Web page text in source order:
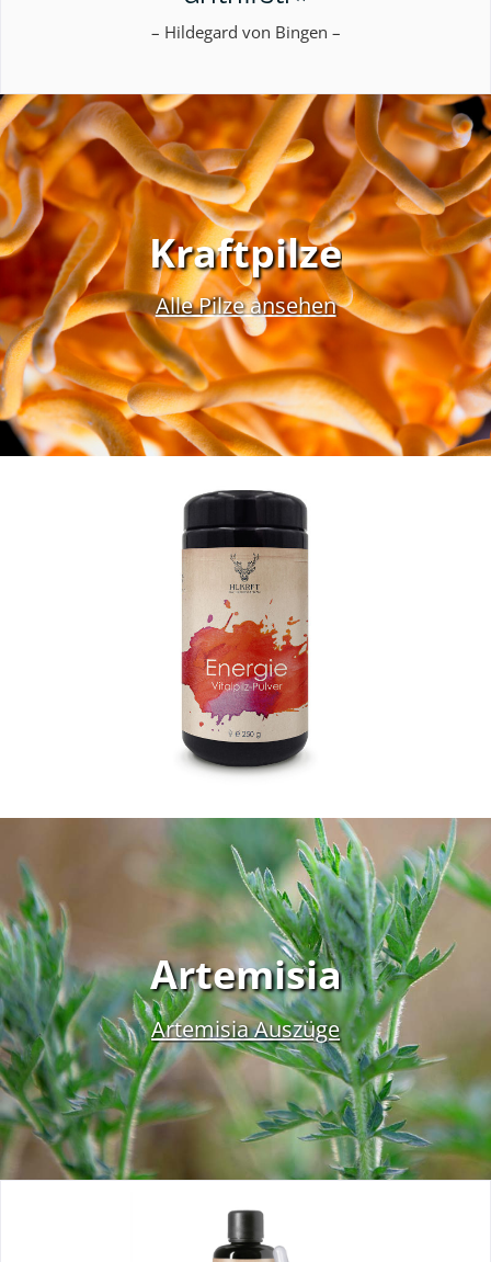
Artemisia
Artemisia Auszüge
Kraftpilze
Alle Pilze ansehen
– Hildegard von Bingen –